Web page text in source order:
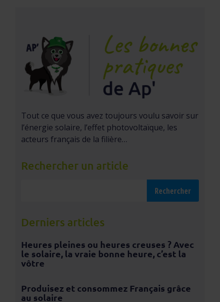
Tout ce que vous avez toujours voulu savoir sur
l’énergie solaire, l’effet photovoltaïque, les
acteurs français de la filière…
Rechercher un article
Derniers articles
Heures pleines ou heures creuses ? Avec
le solaire, la vraie bonne heure, c’est la
vôtre
Produisez et consommez Français grâce
au solaire